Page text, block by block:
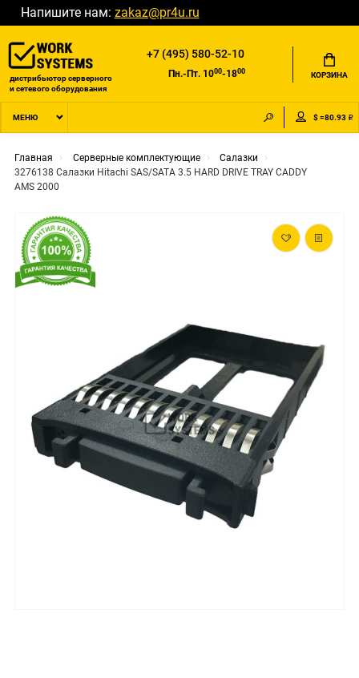
Напишите нам: zakaz@pr4u.ru
дистрибьютор серверного
и сетевого оборудования
+7 (495) 580-52-10
Пн.-Пт. 1000-1800 КОРЗИНА
МЕНЮ $ =80.93 ₽
Главная Серверные комплектующие
Салазки
3276138 Салазки Hitachi SAS/SATA 3.5 HARD DRIVE TRAY CADDY
AMS 2000